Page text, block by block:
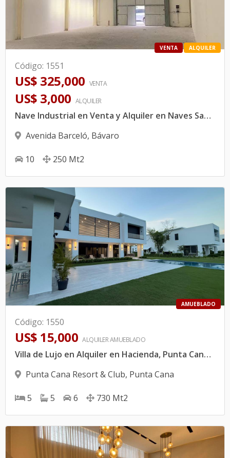
VENTA ALQUILER
Código: 1551
US$ 325,000 VENTA
US$ 3,000 ALQUILER
Nave Industrial en Venta y Alquiler en Naves San Rafael, Punta Cana | Ubicación Estratégica para tu Empresa
Avenida Barceló, Bávaro
10 250 Mt2
AMUEBLADO
Código: 1550
US$ 15,000 ALQUILERAMUEBLADO
Villa de Lujo en Alquiler en Hacienda, Punta Cana Resort & Club | 5 Habitaciones + Piscina Privada + Totalmente Amueblada
Punta Cana Resort & Club, Punta Cana
5 5 6 730 Mt2